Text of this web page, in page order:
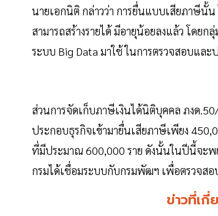
นายเอกนิติ กล่าวว่า การยื่นแบบเสียภาษีนั้
สามารถสร้างรายได้ มีอายุน้อยลงแล้ว โดย
ระบบ Big Data มาใช้ ในการตรวจสอบแล
ส่วนการจัดเก็บภาษีเงินได้นิติบุคคล ภงด
ประกอบธุรกิจเข้ามายื่นเสียภาษีเพียง
ที่มีประมาณ 600,000 ราย ดังนั้นในปีนี้จะพ
กรมได้เชื่อมระบบกับกรมพัฒฯ เพื่อตรวจสอ
ข่าวที่เกี่